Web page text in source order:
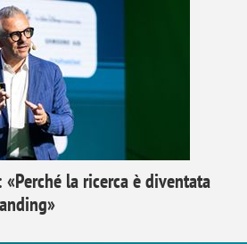
la ricerca è diventata